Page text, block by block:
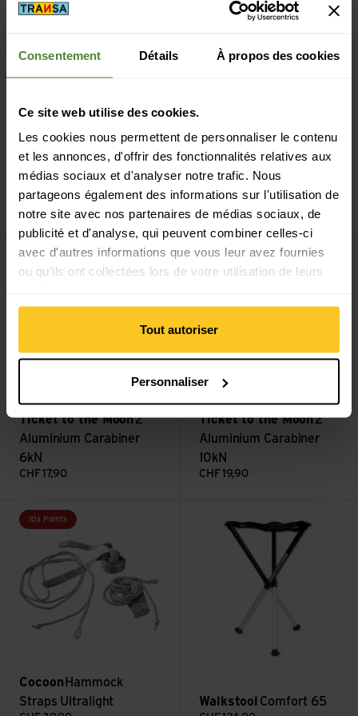
Consentement Détails À propos des cookies
Ce site web utilise des cookies.
Les cookies nous permettent de personnaliser le contenu
et les annonces, d'offrir des fonctionnalités relatives aux
médias sociaux et d'analyser notre trafic. Nous
partageons également des informations sur l'utilisation de
notre site avec nos partenaires de médias sociaux, de
publicité et d'analyse, qui peuvent combiner celles-ci
avec d'autres informations que vous leur avez fournies
ou qu'ils ont collectées lors de votre utilisation de leurs
Tout autoriser
Personnaliser
CocoonHammock Top
Quilt Down
CHF269,90
olive green
caribbean blue
chestnutstorm blue
Cocoon Ultralight
Hammock
CHF89,90
Ticket to the Moon2
Aluminium Carabiner
6kN
CHF17,90
Voir 2 Aluminium Carabiner 6kN
Ticket to the Moon2
Aluminium Carabiner
10kN
CHF19,90
Voir 2 Aluminium Carabiner
10x Points
Cocoon Hammock
Straps Ultralight
Voir Hammock Straps Ultralight
Walkstool Comfort 65